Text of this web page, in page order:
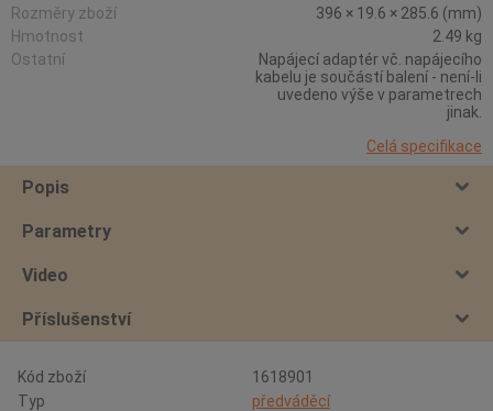
Rozměry zboží
396 × 19.6 × 285.6 (mm)
Hmotnost
2.49 kg
Ostatní
Napájecí adaptér vč. napájecího
kabelu je součástí balení - není-li
uvedeno výše v parametrech
jinak.
Celá specifikace
Popis
Parametry
Video
Příslušenství
Kód zboží
1618901
Typ
předváděcí